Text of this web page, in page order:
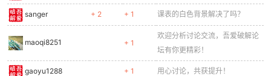
sanger + 2 + 1 课表的白色背景解决了吗？
maoqi8251 + 1
欢迎分析讨论交流，吾爱破解论
坛有你更精彩！
gaoyu1288 + 1 用心讨论，共获提升！